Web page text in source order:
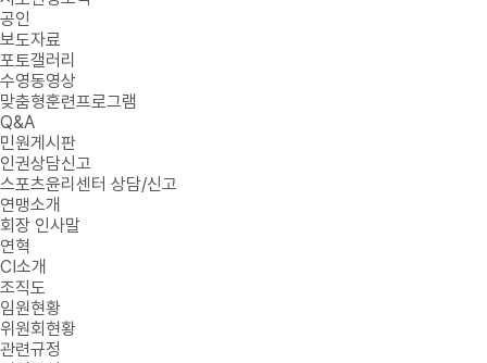
공인
보도자료
포토갤러리
수영동영상
맞춤형훈련프로그램
Q&A
민원게시판
인권상담신고
스포츠윤리센터 상담/신고
연맹소개
회장 인사말
연혁
CI소개
조직도
임원현황
위원회현황
관련규정